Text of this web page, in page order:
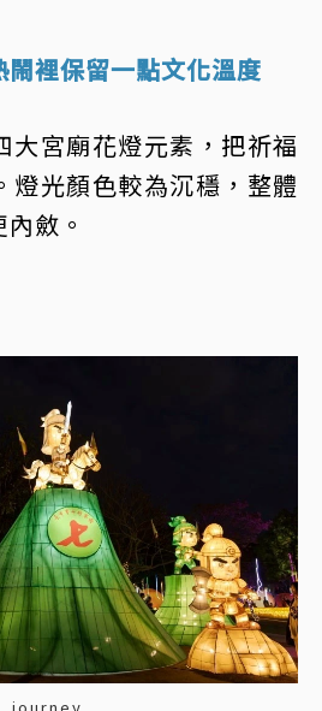
裡保留一點文化溫度
大宮廟花燈元素，把祈福
燈光顏色較為沉穩，整體
斂。